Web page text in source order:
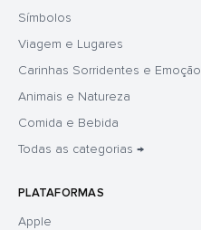
Símbolos
Viagem e Lugares
Carinhas Sorridentes e Emoção
Animais e Natureza
Comida e Bebida
Todas as categorias →
PLATAFORMAS
Apple